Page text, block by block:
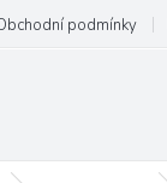
podmínky